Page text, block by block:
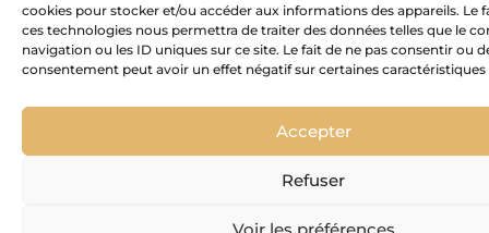
cookies pour stocker et/ou accéder aux informations des appareils. Le
ces technologies nous permettra de traiter des données telles que le
navigation ou les ID uniques sur ce site. Le fait de ne pas consentir ou
consentement peut avoir un effet négatif sur certaines
Accepter
Refuser
Voir les préférences